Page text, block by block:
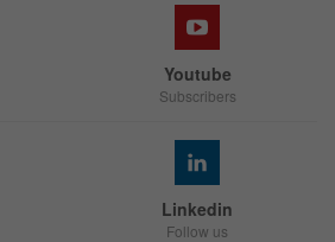
Youtube
Subscribers
Linkedin
Follow us